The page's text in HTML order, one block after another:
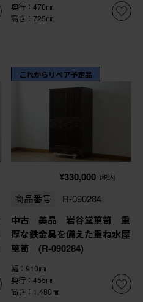
奥行：470㎜
高さ：725㎜
これからリペア予定品
¥330,000 (税込)
商品番号 R-090284
中古 美品 岩谷堂箪笥 重
厚な鉄金具を備えた重ね水屋
箪笥 (R-090284)
幅：910㎜
奥行：455㎜
高さ：1,480㎜